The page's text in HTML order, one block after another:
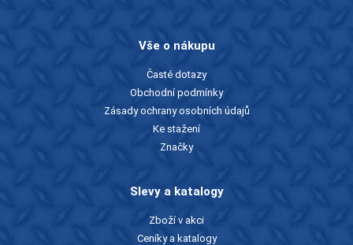
Vše o nákupu
Časté dotazy
Obchodní podmínky
Zásady ochrany osobních údajů
Ke stažení
Značky
Slevy a katalogy
Zboží v akci
Ceníky a katalogy